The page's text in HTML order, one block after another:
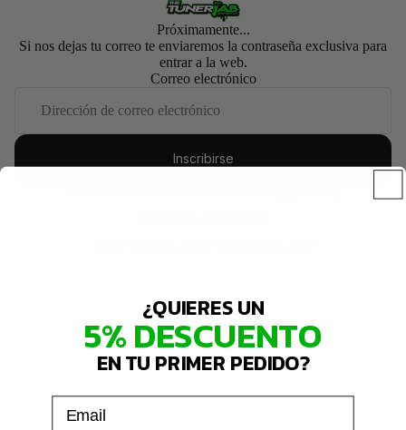
Próximamente...
Si nos dejas tu correo te enviaremos la contraseña exclusiva para
entrar a la web.
Correo electrónico
Inscribirse
¿QUIERES UN
5% DESCUENTO
EN TU PRIMER PEDIDO?
Email